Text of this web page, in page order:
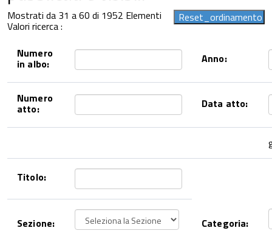
Mostrati da 31 a 60 di 1952 Elementi
Valori ricerca :
Numero
in albo: Anno:
Numero
atto: Data atto:
Titolo:
Sezione: Categoria: